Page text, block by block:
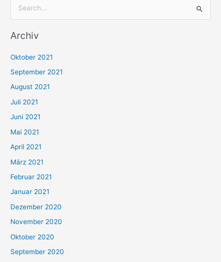
c
n
n
a
c
h
:
Archiv
Oktober 2021
September 2021
August 2021
Juli 2021
Juni 2021
Mai 2021
April 2021
März 2021
Februar 2021
Januar 2021
Dezember 2020
November 2020
Oktober 2020
September 2020